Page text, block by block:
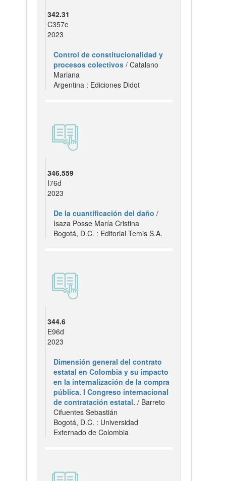
342.31
C357c
2023
Control de constitucionalidad y
procesos colectivos / Catalano
Mariana
Argentina : Ediciones Didot
346.559
I76d
2023
De la cuantificación del daño /
Isaza Posse María Cristina
Bogotá, D.C. : Editorial Temis S.A.
344.6
E96d
2023
Dimensión general del contrato
estatal en Colombia y su impacto
en la internalización de la compra
pública. I Congreso internacional
de contratación estatal. / Barreto
Cifuentes Sebastián
Bogotá, D.C. : Universidad
Externado de Colombia